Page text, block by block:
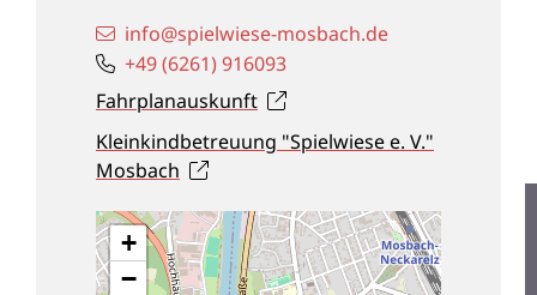
Fahrplanauskunft
info@spielwiese-mosbach.de
+49 (6261) 916093
Kleinkindbetreuung "Spielwiese e. V."
Mosbach
+
−